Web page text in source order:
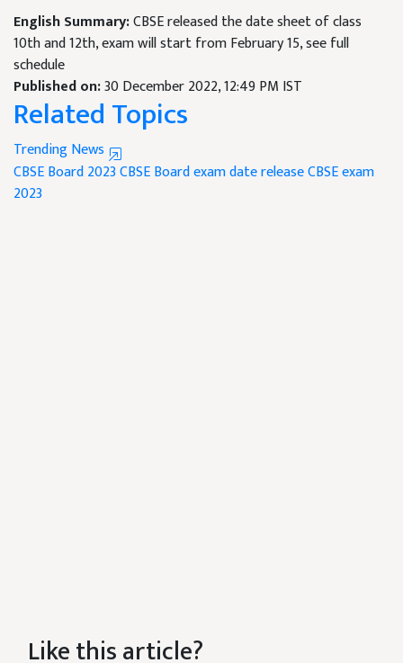
English Summary:CBSE released the date sheet of class
10th and 12th, exam will start from February 15, see full
schedule
Published on:30 December 2022, 12:49 PM IST
Related Topics
Trending News
CBSE Board 2023CBSE Board exam date releaseCBSE exam
2023
Like this article?